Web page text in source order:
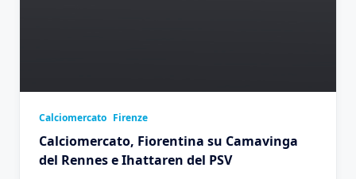
Calciomercato Firenze
Calciomercato, Fiorentina su Camavinga
del Rennes e Ihattaren del PSV